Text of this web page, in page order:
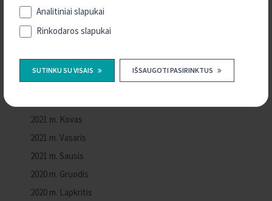
Analitiniai slapukai
Rinkodaros slapukai
SUTINKU SU VISAIS IŠSAUGOTI PASIRINKTUS
2021 m. Rugsėjis
2021 m. Rugpjūtis
2021 m. Gegužė
2021 m. Kovas
2021 m. Vasaris
2021 m. Sausis
2020 m. Gruodis
2020 m. Lapkritis